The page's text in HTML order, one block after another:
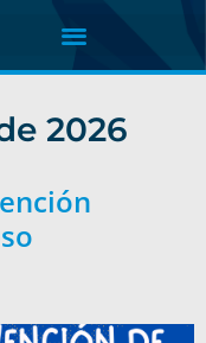
2026